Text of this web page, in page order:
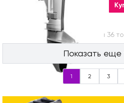
Вы посмотрели 36
Показать еще
1 2 3